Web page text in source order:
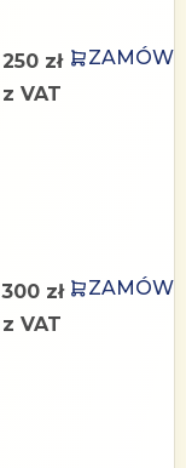
250 zł
z VAT
ZAMÓW
300 zł
z VAT
ZAMÓW